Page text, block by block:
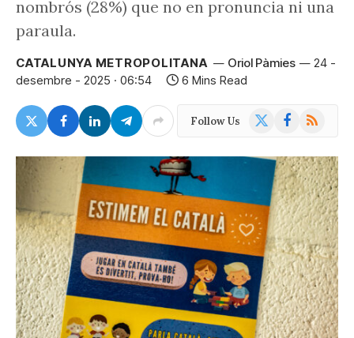
nombrós (28%) que no en pronuncia ni una
paraula.
CATALUNYA METROPOLITANA Oriol Pàmies
24 -
desembre - 2025 · 06:54
6 Mins Read
Follow Us Facebook
RSS